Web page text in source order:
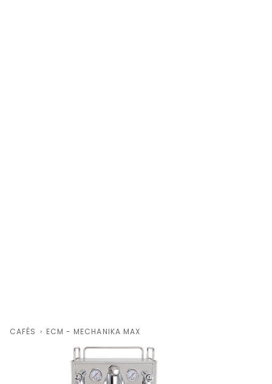
CAFÉS › ECM - MECHANIKA MAX